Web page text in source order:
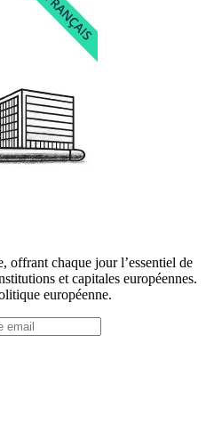
offrant chaque jour l’essentiel de
et capitales européennes.
européenne.